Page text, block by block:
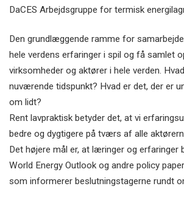
DaCES Arbejdsgruppe for termisk
Den grundlæggende ramme for
hele verdens erfaringer i spil og få samlet
virksomheder og aktører i hele verden.
nuværende tidspunkt? Hvad er det, der er
om lidt?
Rent lavpraktisk betyder det, at vi
bedre og dygtigere på tværs af alle
Det højere mål er, at læringer og erfaringer
World Energy Outlook og andre policy
som informerer beslutningstagerne rundt